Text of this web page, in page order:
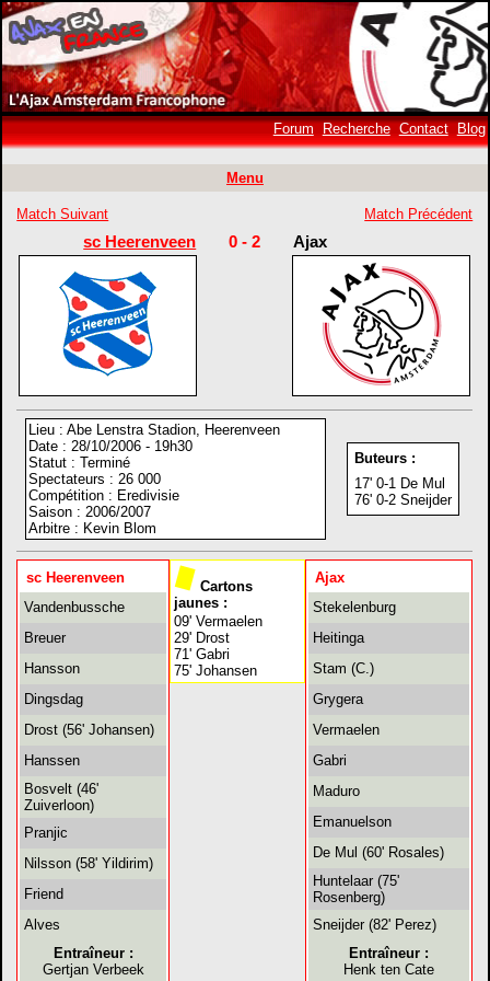
Forum Recherche Contact Blog
Menu
Match Suivant Match Précédent
sc Heerenveen 0 - 2 Ajax
Lieu : Abe Lenstra Stadion, Heerenveen
Date : 28/10/2006 - 19h30
Statut : Terminé
Spectateurs : 26 000
Compétition : Eredivisie
Saison : 2006/2007
Arbitre : Kevin Blom
Buteurs :
17' 0-1 De Mul
76' 0-2 Sneijder
sc Heerenveen
Vandenbussche
Breuer
Hansson
Dingsdag
Drost (56' Johansen)
Hanssen
Bosvelt (46'
Zuiverloon)
Pranjic
Nilsson (58' Yildirim)
Friend
Alves
Entraîneur :
Gertjan Verbeek
Cartons
jaunes :
09' Vermaelen
29' Drost
71' Gabri
75' Johansen
Ajax
Stekelenburg
Heitinga
Stam (C.)
Grygera
Vermaelen
Gabri
Maduro
Emanuelson
De Mul (60' Rosales)
Huntelaar (75'
Rosenberg)
Sneijder (82' Perez)
Entraîneur :
Henk ten Cate